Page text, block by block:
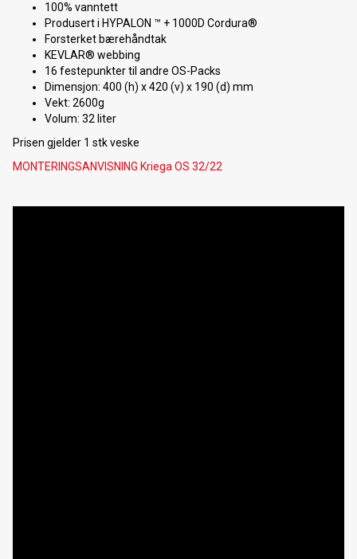
100% vanntett
Produsert i HYPALON ™ + 1000D Cordura®
Forsterket bærehåndtak
KEVLAR® webbing
16 festepunkter til andre OS-Packs
Dimensjon: 400 (h) x 420 (v) x 190 (d) mm
Vekt: 2600g
Volum: 32 liter
Prisen gjelder 1 stk veske
MONTERINGSANVISNING Kriega OS 32/22